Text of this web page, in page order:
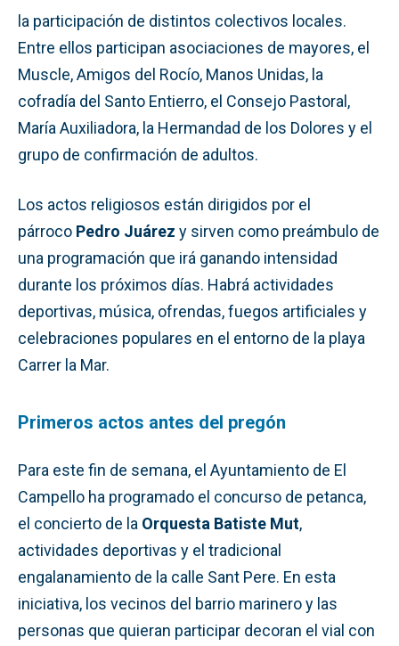
la participación de distintos colectivos locales.
Entre ellos participan asociaciones de mayores, el
Muscle, Amigos del Rocío, Manos Unidas, la
cofradía del Santo Entierro, el Consejo Pastoral,
María Auxiliadora, la Hermandad de los Dolores y el
grupo de confirmación de adultos.
Los actos religiosos están dirigidos por el
párroco Pedro Juárez y sirven como preámbulo de
una programación que irá ganando intensidad
durante los próximos días. Habrá actividades
deportivas, música, ofrendas, fuegos artificiales y
celebraciones populares en el entorno de la playa
Carrer la Mar.
Primeros actos antes del pregón
Para este fin de semana, el Ayuntamiento de El
Campello ha programado el concurso de petanca,
el concierto de la Orquesta Batiste Mut,
actividades deportivas y el tradicional
engalanamiento de la calle Sant Pere. En esta
iniciativa, los vecinos del barrio marinero y las
personas que quieran participar decoran el vial con